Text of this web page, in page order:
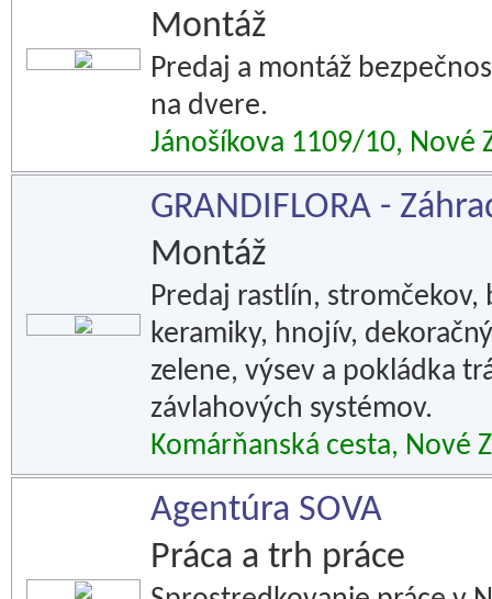
Montáž
Predaj a montáž
na dvere.
Jánošíkova 1109/10, Nové
GRANDIFLORA -
Montáž
Predaj rastlín,
keramiky, hnojív,
zelene, výsev a pokládka
závlahových systémov.
Komárňanská cesta, Nové
Agentúra SOVA
Práca a trh práce